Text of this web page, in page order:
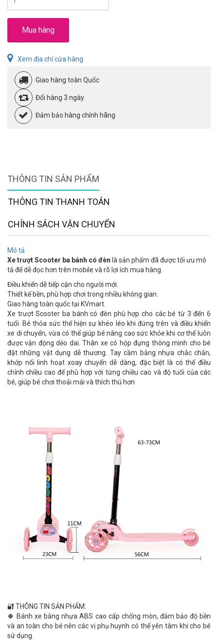
Mua hàng
Xem địa chỉ cửa hàng
Giao hàng toàn Quốc
Đổi hàng 3 ngày
Đảm bảo hàng chính hãng
THÔNG TIN SẢN PHẨM
THÔNG TIN THANH TOÁN
CHÍNH SÁCH VẬN CHUYỂN
Mô tả
Xe trượt Scooter ba bánh có đèn là sản phẩm đã được tối ưu mô
tả để dễ đọc hơn trên mobile và rõ lợi ích mua hàng.
Điều khiển dễ tiếp cận cho người mới.
Thiết kế bền, phù hợp chơi trong nhiều không gian.
Giao hàng toàn quốc tại KVmart.
Xe trượt Scooter ba bánh có đèn phù hợp cho các bé từ 3 đến 6
tuổi. Bé thỏa sức thể hiện sự khéo léo khi đứng trên và điều khiển
xe di chuyển, vừa có thể giúp bé nâng cao sức khỏe khi cơ thể luôn
được vận động dẻo dai. Thân xe có hộp đựng thông minh cho bé
đặt những vật dụng dễ thương. Tay cầm bằng nhựa chắc chắn,
khớp nối linh hoạt xoay chuyển dễ dàng, đặc biệt là có thể điều
chỉnh chiều cao để phù hợp với từng chiều cao và độ tuổi của các
bé, giúp bé chơi thoải mái và thích thú hơn
🔐 THÔNG TIN SẢN PHẨM:
🍀 Bánh xe bằng nhựa ABS cao cấp chống mòn, đảm bảo độ bền
và an toàn cho bé nên các vị phụ huynh có thể yên tâm khi cho bé
sử dụng.